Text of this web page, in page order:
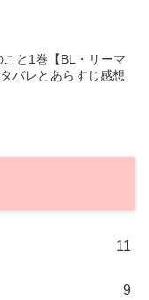
と1巻【BL・リーマ
バレとあらすじ感想
11
9